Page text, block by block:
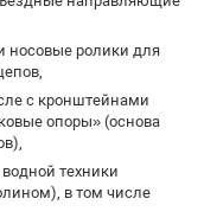
носовые ролики для
с кронштейнами
опоры» (основа
техники
в том числе